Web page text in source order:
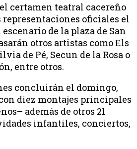
certamen teatral cacereño
representaciones oficiales el
escenario de la plaza de San
otros artistas como Els
de Pé, Secun de la Rosa o
entre otros.
concluirán el domingo,
diez montajes principales
además de otros 21
infantiles, conciertos,